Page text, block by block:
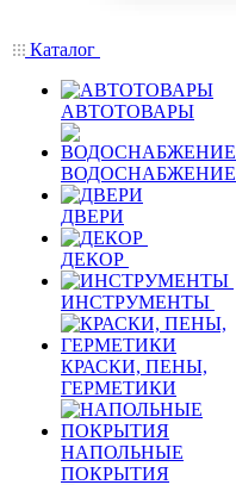
Каталог
АВТОТОВАРЫ
ВОДОСНАБЖЕНИЕ
ДВЕРИ
ДЕКОР
ИНСТРУМЕНТЫ
КРАСКИ, ПЕНЫ,
ГЕРМЕТИКИ
НАПОЛЬНЫЕ
ПОКРЫТИЯ